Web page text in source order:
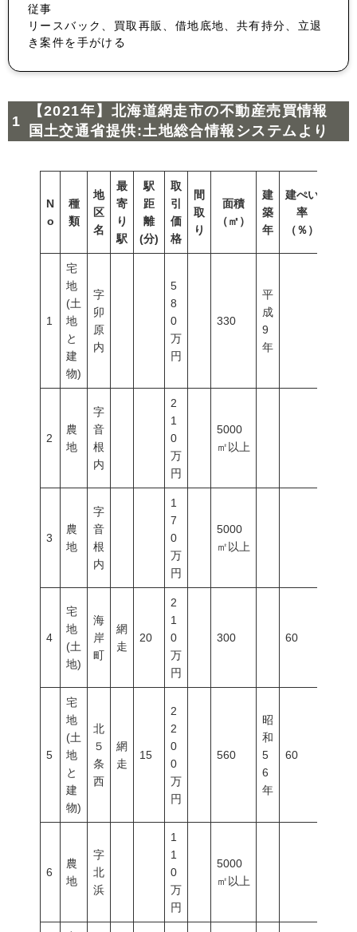
従事
リースバック、買取再販、借地底地、共有持分、立退
き案件を手がける
【2021年】北海道網走市の不動産売買情報
国土交通省提供:土地総合情報システムより
N
o
種
類
地
区
名
最
寄
り
駅
駅
距
離
(分)
取
引
価
格
間
取
り
面積
（㎡）
建
築
年
建ぺい
率
（％）
1
宅
地
(土
地
と
建
物)
字
卯
原
内
5
8
0
万
円
330
平
成
9
年
2
農
地
字
音
根
内
2
1
0
万
円
5000
㎡以上
3
農
地
字
音
根
内
1
7
0
万
円
5000
㎡以上
4
宅
地
(土
地)
海
岸
町
網
走
20
2
1
0
万
円
300 60
5
宅
地
(土
地
と
建
物)
北
５
条
西
網
走
15
2
2
0
0
万
円
560
昭
和
5
6
年
60
6
農
地
字
北
浜
1
1
0
万
円
5000
㎡以上